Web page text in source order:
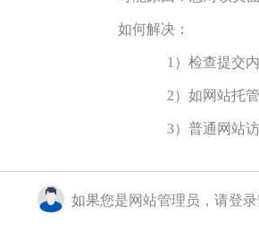
如何解决：
1）检查提交
2）如网站托
3）普通网站
如果您是网站管理员，请登